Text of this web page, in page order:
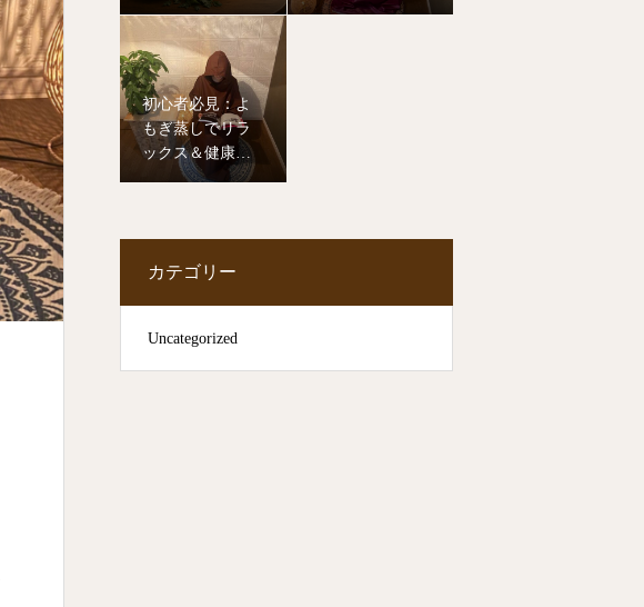
き・使い方・注
意点を徹底解説
果と正しいやり
初心者必見：よ
もぎ蒸しでリラ
ックス＆健康美
を手に入れる方
カテゴリー
Uncategorized